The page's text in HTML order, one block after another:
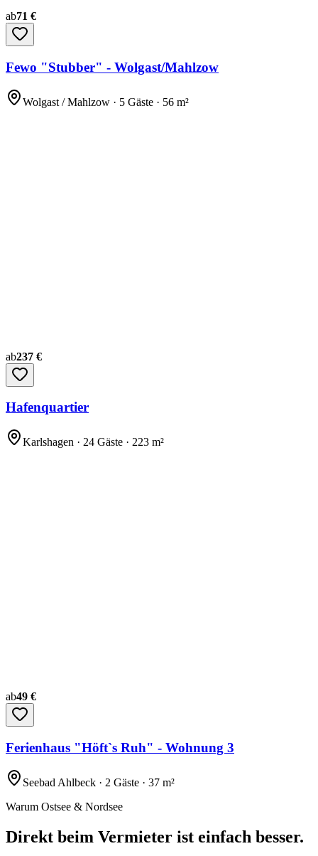
ab71 €
Fewo "Stubber" - Wolgast/Mahlzow
Wolgast / Mahlzow · 5 Gäste · 56 m²
ab237 €
Hafenquartier
Karlshagen · 24 Gäste · 223 m²
ab49 €
Ferienhaus "Höft`s Ruh" - Wohnung 3
Seebad Ahlbeck · 2 Gäste · 37 m²
Warum Ostsee & Nordsee
Direkt beim Vermieter ist einfach besser.